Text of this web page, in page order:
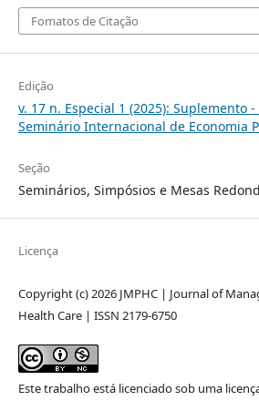
Fomatos de Citação
Edição
v. 17 n. Especial 1 (2025): Suplemento
Seminário Internacional de Economia
Seção
Seminários, Simpósios e Mesas
Licença
Copyright (c) 2026 JMPHC | Journal of
Health Care | ISSN 2179-6750
Este trabalho está licenciado sob uma